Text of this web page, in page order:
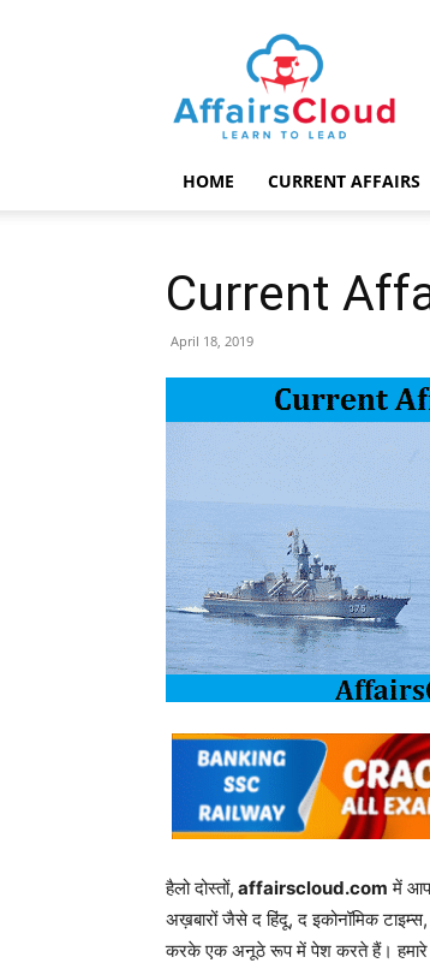
AffairsCloud.com
HOME CURRENT AFFAIRS
Current
April 18, 2019
हैलो दोस्तों, affairscloud.com में
अख़बारों जैसे द हिंदू, द इकोनॉमिक
करके एक अनूठे रूप में पेश करते हैं। हमारे